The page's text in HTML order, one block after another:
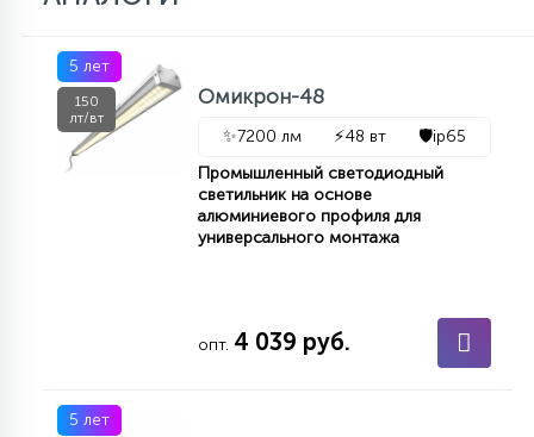
5 лет
150
лт/вт
Омикрон-48
✨7200 лм ⚡48 вт 🛡️ip65
Промышленный светодиодный
светильник на основе
алюминиевого профиля для
универсального монтажа
опт. 4 039 руб.
5 лет